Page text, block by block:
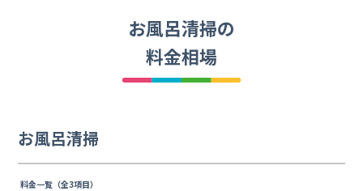
お風呂清掃の
料金相場
お風呂清掃
料金一覧（全3項目）